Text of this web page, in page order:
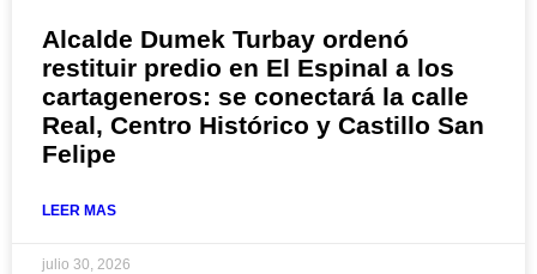
Alcalde Dumek Turbay ordenó
restituir predio en El Espinal a los
cartageneros: se conectará la calle
Real, Centro Histórico y Castillo San
Felipe
LEER MAS
julio 30, 2026